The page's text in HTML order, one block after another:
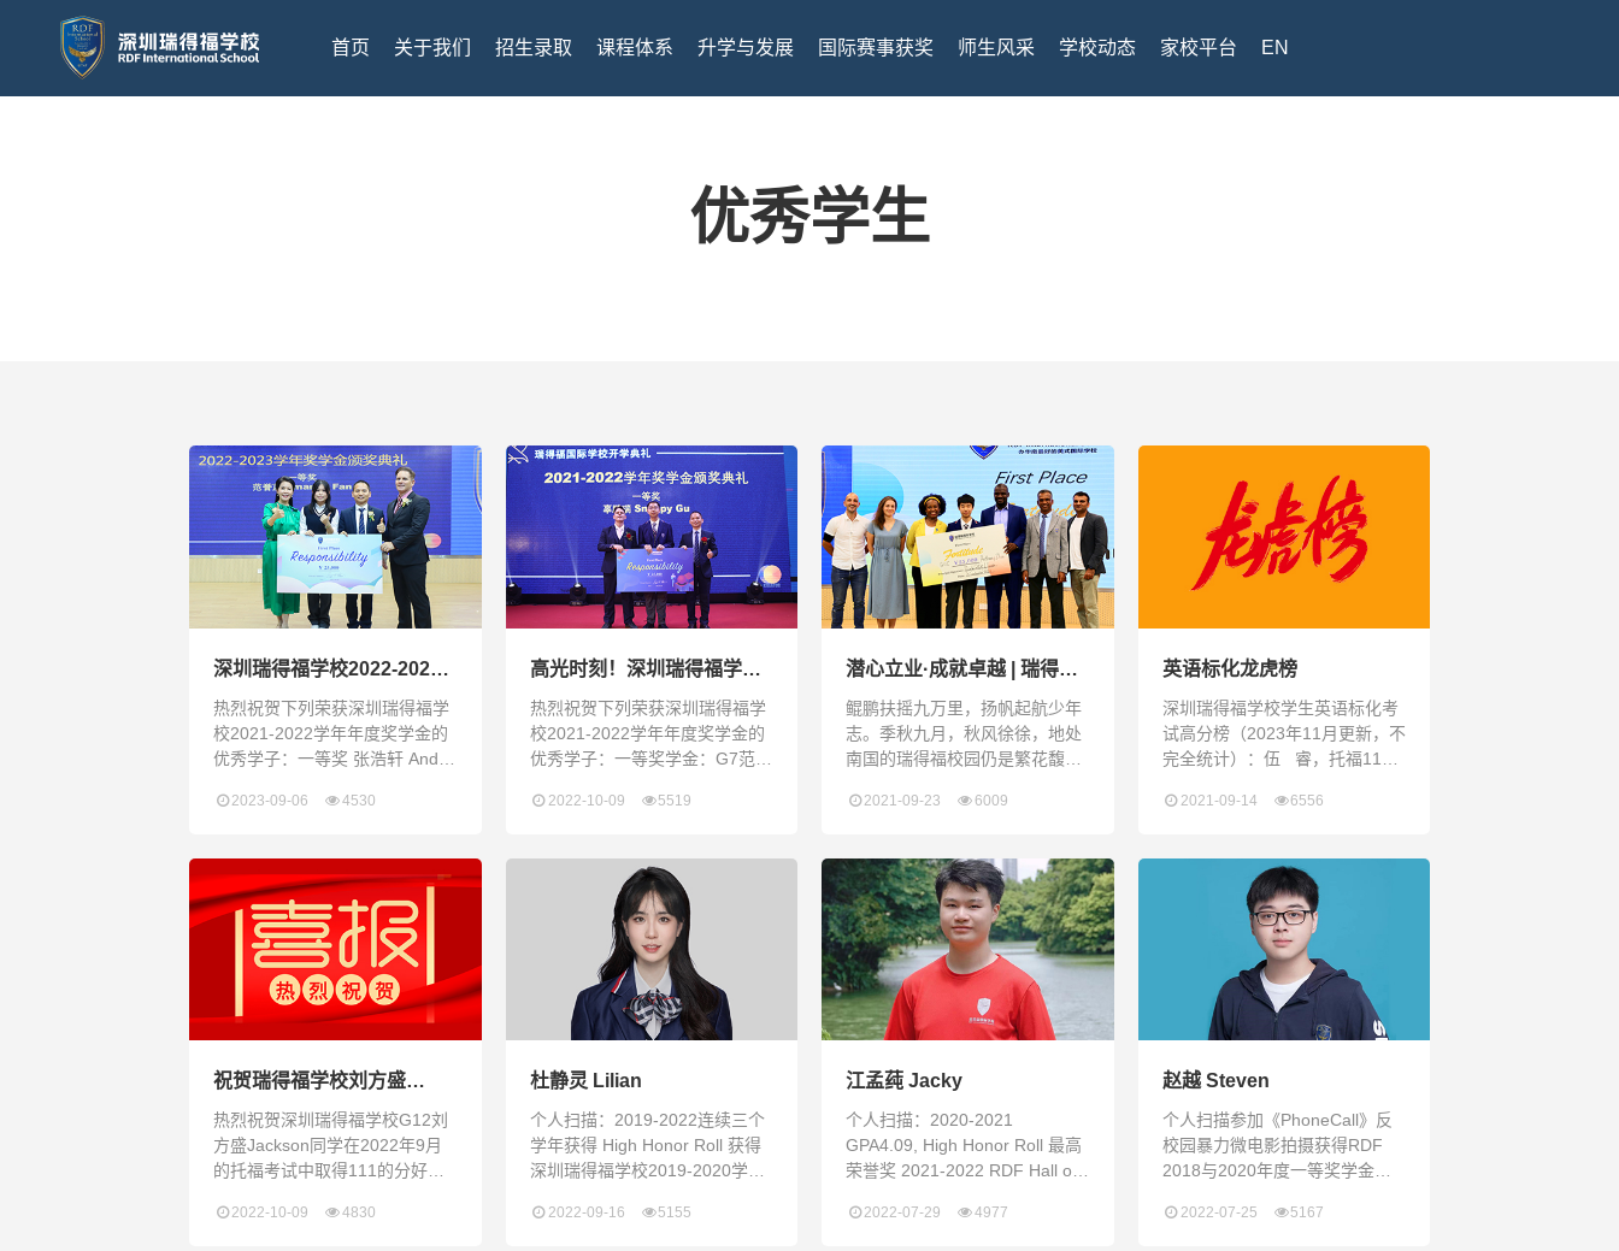
首页 关于我们 招生录取 课程体系 升学与发展 国际赛事获奖 师生风采 学校动态 家校平台 EN
优秀学生
深圳瑞得福学校2022-2023
学年年度奖学金颁奖典礼
热烈祝贺下列荣获深圳瑞得福学
校2021-2022学年年度奖学金的
优秀学子：一等奖 张浩轩 Andy
Fan一等奖 张译文 Joe Zhang一
桐 Hedy Yi 二等奖 叶俊旭 Eric
Ye 二等奖 王贺翔 Jeffe
2023-09-06 4530
高光时刻！深圳瑞得福学校
2021-2022年度奖学金颁奖
典礼
热烈祝贺下列荣获深圳瑞得福学
校2021-2022学年年度奖学金的
优秀学子：一等奖学金：G7范誉
LiuG8文济 Webster WenG8杨
Hellen DingG9陈家佑 Eason
ChenG9邓堡之 Justin DengG9
辜鹏瑞 Snoopy GuG9冯凯熙
Kaysen FengG10李至柔 Litchi
2022-10-09 5519
潜心立业·成就卓越 | 瑞得福
2020-2021年度奖学金颁奖
典礼
鲲鹏扶摇九万里，扬帆起航少年
志。季秋九月，秋风徐徐，地处
南国的瑞得福校园仍是繁花馥
晚，瑞得福2021年度奖学金颁奖
堂，共同见证RDF优秀学子的辉
煌时刻。校长Nicola女士出席典
礼，并担任颁奖嘉宾。在本年度
奖学金评选中，共有19位同学脱
颖而出，以优异的成绩和出色的
表现夺得丰厚的奖学金，成为
RDF耀眼的新星。Nicola校长向
获奖的同学
2021-09-23 6009
英语标化龙虎榜
深圳瑞得福学校学生英语标化考
试高分榜（2023年11月更新，不
完全统计）：伍 睿，托福116
托福113分江孟莼，托福112分胡
112分吴卓怡，托福111分刘方
盛，托福111分辜鹏瑞，托福111
分关昕泽，托福111分柯杰中，
托福111分丁贝儿，托福111分李
至柔，托福110分张晁鸣，托福
110分赵 &nb
2021-09-14 6556
祝贺瑞得福学校刘方盛
Jackson同学获托福111分
高分
热烈祝贺深圳瑞得福学校G12刘
方盛Jackson同学在2022年9月
的托福考试中取得111的分好成
方盛同学的坚持和拼搏收获了汗
2022-10-09 4830
杜静灵 Lilian
个人扫描：2019-2022连续三个
学年获得 High Honor Roll 获得
深圳瑞得福学校2019-2020学年
挑战赛全球Top5%，全国团队总
2022-09-16 5155
江孟莼 Jacky
个人扫描：2020-2021
GPA4.09, High Honor Roll 最高
荣誉奖 2021-2022 RDF Hall of
2021 瑞得福无人机竞速社社
2022-07-29 4977
赵越 Steven
个人扫描参加《PhoneCall》反
校园暴力微电影拍摄获得RDF
2018与2020年度一等奖学金进
写机器程序2020-2022连续三年
2022-07-25 5167